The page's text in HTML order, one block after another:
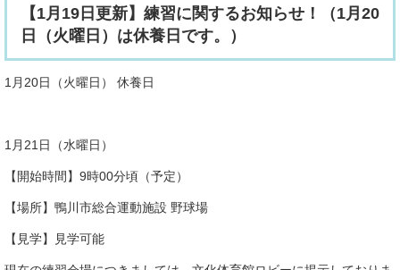
【1月19日更新】練習に関するお知らせ！（1月20
日（火曜日）は休養日です。）
1月20日（火曜日） 休養日
1月21日（水曜日）
【開始時間】9時00分頃（予定）
【場所】鴨川市総合運動施設 野球場
【見学】見学可能